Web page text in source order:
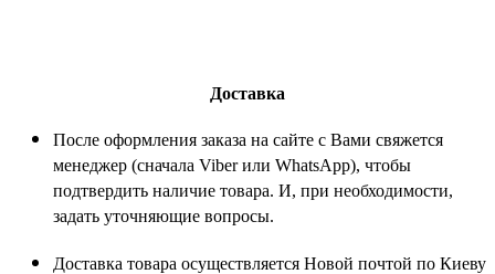
Доставка
После оформления заказа на сайте с Вами свяжется
менеджер (сначала Viber или WhatsApp), чтобы
подтвердить наличие товара. И, при необходимости,
задать уточняющие вопросы.
Доставка товара осуществляется Новой почтой по Киеву